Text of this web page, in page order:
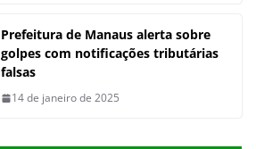
Prefeitura de Manaus alerta sobre
golpes com notificações tributárias
falsas
14 de janeiro de 2025